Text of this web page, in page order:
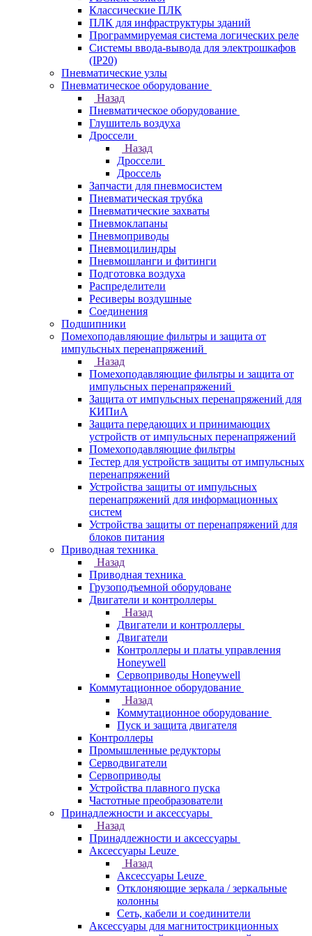
Классические ПЛК
ПЛК для инфраструктуры зданий
Программируемая система логических реле
Системы ввода-вывода для электрошкафов
(IP20)
Пневматические узлы
Пневматическое оборудование
Назад
Пневматическое оборудование
Глушитель воздуха
Дроссели
Назад
Дроссели
Дроссель
Запчасти для пневмосистем
Пневматическая трубка
Пневматические захваты
Пневмоклапаны
Пневмоприводы
Пневмоцилиндры
Пневмошланги и фитинги
Подготовка воздуха
Распределители
Ресиверы воздушные
Соединения
Подшипники
Помехоподавляющие фильтры и защита от
импульсных перенапряжений
Назад
Помехоподавляющие фильтры и защита от
импульсных перенапряжений
Защита от импульсных перенапряжений для
КИПиА
Защита передающих и принимающих
устройств от импульсных перенапряжений
Помехоподавляющие фильтры
Тестер для устройств защиты от импульсных
перенапряжений
Устройства защиты от импульсных
перенапряжений для информационных
систем
Устройства защиты от перенапряжений для
блоков питания
Приводная техника
Назад
Приводная техника
Грузоподъемной оборудоване
Двигатели и контроллеры
Назад
Двигатели и контроллеры
Двигатели
Контроллеры и платы управления
Honeywell
Сервоприводы Honeywell
Коммутационное оборудование
Назад
Коммутационное оборудование
Пуск и защита двигателя
Контроллеры
Промышленные редукторы
Серводвигатели
Сервоприводы
Устройства плавного пуска
Частотные преобразователи
Принадлежности и аксессуары
Назад
Принадлежности и аксессуары
Аксессуары Leuze
Назад
Аксессуары Leuze
Отклоняющие зеркала / зеркальные
колонны
Сеть, кабели и соединители
Аксессуары для магнитострикционных